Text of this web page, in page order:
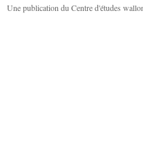
Une publication du Centre d'études